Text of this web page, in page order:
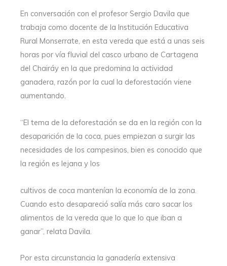
En conversación con el profesor Sergio Davila que
trabaja como docente de la Institución Educativa
Rural Monserrate, en esta vereda que está a unas seis
horas por vía fluvial del casco urbano de Cartagena
del Chairáy en la que predomina la actividad
ganadera, razón por la cual la deforestación viene
aumentando.
“El tema de la deforestación se da en la región con la
desaparición de la coca, pues empiezan a surgir las
necesidades de los campesinos, bien es conocido que
la región es lejana y los
cultivos de coca mantenían la economía de la zona.
Cuando esto desapareció salía más caro sacar los
alimentos de la vereda que lo que lo que iban a
ganar”, relata Davila.
Por esta circunstancia la ganadería extensiva